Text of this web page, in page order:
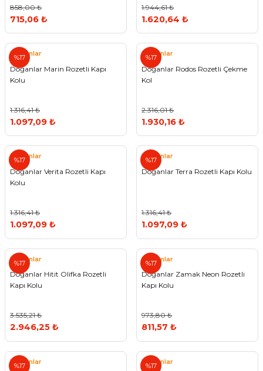
858,00 ₺
715,06 ₺
1.944,61 ₺
1.620,64 ₺
%17
Doğanlar
Doğanlar Marin Rozetli Kapı
Kolu
1.316,41 ₺
1.097,09 ₺
%17
Doğanlar
Doğanlar Rodos Rozetli Çekme
Kol
2.316,01 ₺
1.930,16 ₺
%17
Doğanlar
Doğanlar Verita Rozetli Kapı
Kolu
1.316,41 ₺
1.097,09 ₺
%17
Doğanlar
Doğanlar Terra Rozetli Kapı Kolu
1.316,41 ₺
1.097,09 ₺
%17
Doğanlar
Doğanlar Hitit Olifka Rozetli
Kapı Kolu
3.535,21 ₺
2.946,25 ₺
%17
Doğanlar
Doğanlar Zamak Neon Rozetli
Kapı Kolu
973,80 ₺
811,57 ₺
%17
Doğanlar %17
Doğanlar